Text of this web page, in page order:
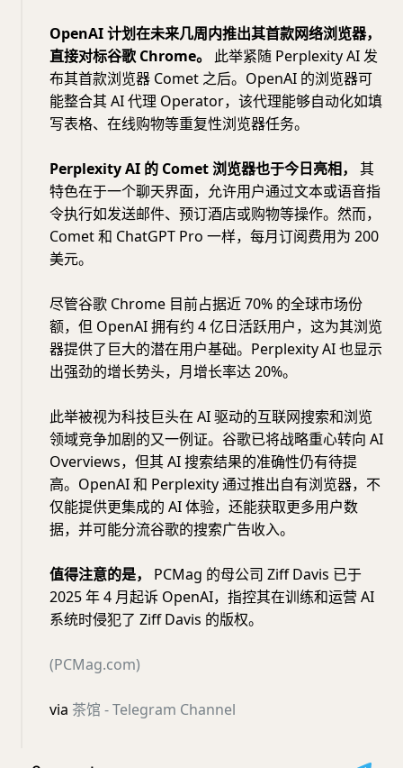
OpenAI 计划在未来几周内推出其首款网络浏览器，
直接对标谷歌 Chrome。
此举紧随 Perplexity AI 发
布其首款浏览器 Comet 之后。OpenAI 的浏览器可
能整合其 AI 代理 Operator，该代理能够自动化如填
写表格、在线购物等重复性浏览器任务。
Perplexity AI 的 Comet 浏览器也于今日亮相，
其
特色在于一个聊天界面，允许用户通过文本或语音指
令执行如发送邮件、预订酒店或购物等操作。然而，
Comet 和 ChatGPT Pro 一样，每月订阅费用为 200
美元。
尽管谷歌 Chrome 目前占据近 70% 的全球市场份
额，但 OpenAI 拥有约 4 亿日活跃用户，这为其浏览
器提供了巨大的潜在用户基础。Perplexity AI 也显示
出强劲的增长势头，月增长率达 20%。
此举被视为科技巨头在 AI 驱动的互联网搜索和浏览
领域竞争加剧的又一例证。谷歌已将战略重心转向 AI
Overviews，但其 AI 搜索结果的准确性仍有待提
高。OpenAI 和 Perplexity 通过推出自有浏览器，不
仅能提供更集成的 AI 体验，还能获取更多用户数
据，并可能分流谷歌的搜索广告收入。
值得注意的是，
PCMag 的母公司 Ziff Davis 已于
2025 年 4 月起诉 OpenAI，指控其在训练和运营 AI
系统时侵犯了 Ziff Davis 的版权。
(PCMag.com)
via 茶馆 - Telegram Channel